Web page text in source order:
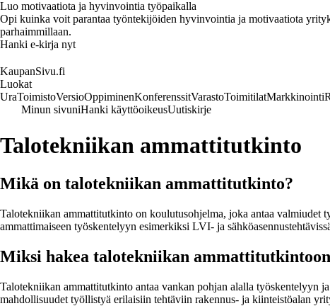
Luo motivaatiota ja hyvinvointia työpaikalla
Opi kuinka voit parantaa työntekijöiden hyvinvointia ja motivaatiota
parhaimmillaan.
Hanki e-kirja nyt
KaupanSivu.fi
Luokat
UraToimistoVersioOppiminenKonferenssitVarastoToimitilatMarkkinointi
Minun sivuniHanki käyttöoikeusUutiskirje
Talotekniikan ammattitutkinto
Mikä on talotekniikan ammattitutkinto?
Talotekniikan ammattitutkinto on koulutusohjelma, joka antaa valmiudet
ammattimaiseen työskentelyyn esimerkiksi LVI- ja
Miksi hakea talotekniikan
Talotekniikan ammattitutkinto antaa vankan pohjan alalla työskentelyyn
mahdollisuudet työllistyä erilaisiin tehtäviin rakennus- ja kiinteistöalan